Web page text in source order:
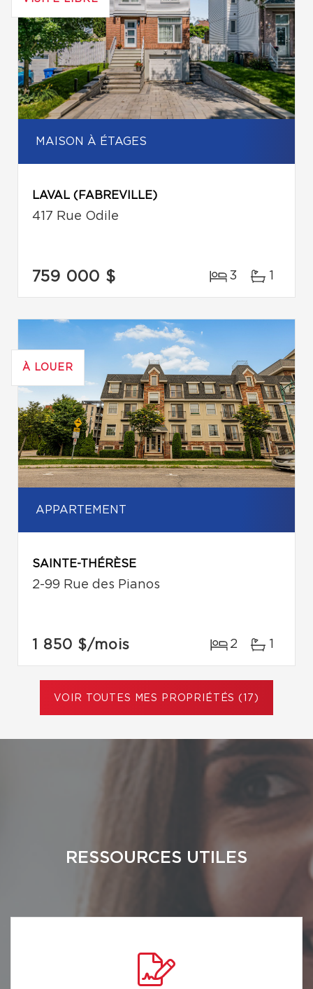
MAISON À ÉTAGES
LAVAL (FABREVILLE)
417 Rue Odile
759 000 $ 3 1
À LOUER
APPARTEMENT
SAINTE-THÉRÈSE
2-99 Rue des Pianos
1 850 $/mois 2 1
VOIR TOUTES MES PROPRIÉTÉS (17)
RESSOURCES UTILES